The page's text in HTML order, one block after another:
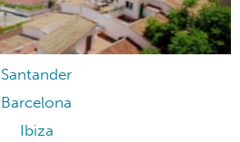
Santander
Barcelona
Ibiza